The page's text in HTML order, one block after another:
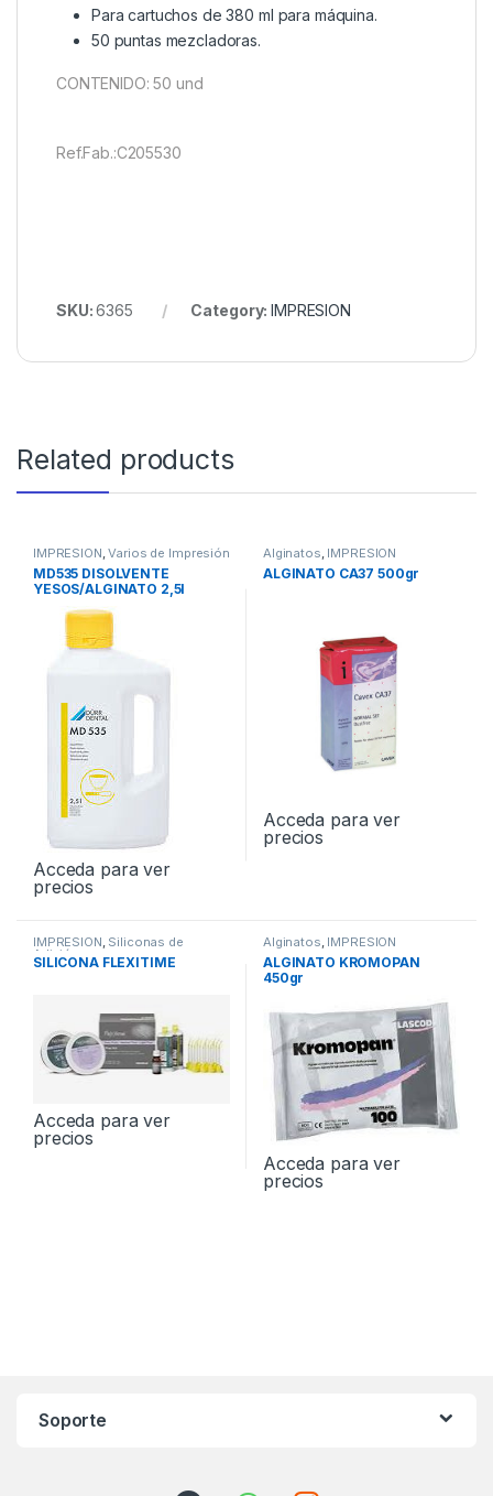
Para cartuchos de 380 ml para máquina.
50 puntas mezcladoras.
CONTENIDO: 50 und
Ref.Fab.:C205530
SKU:6365 Category:IMPRESION
Related products
IMPRESION ,Varios de Impresión
MD535 DISOLVENTE
YESOS/ALGINATO 2,5l
Acceda para ver
precios
Alginatos IMPRESION
ALGINATO CA37 500gr
Acceda para ver
precios
IMPRESION, Siliconas de
Adición
SILICONA FLEXITIME
Acceda para ver
precios
Alginatos, IMPRESION
ALGINATO KROMOPAN
450gr
Acceda para ver
precios
Soporte